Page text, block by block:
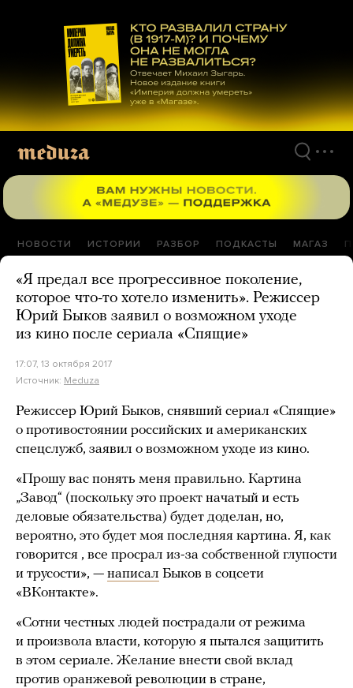
материалам
НОВОСТИ ИСТОРИИ РАЗБОР ПОДКАСТЫ МАГАЗ
«Я предал все прогрессивное поколение,
которое что-то хотело изменить». Режиссер
Юрий Быков заявил о возможном уходе
из кино после сериала «Спящие»
17:07, 13 октября 2017
Источник: Meduza
Режиссер Юрий Быков, снявший сериал «Спящие»
о противостоянии российских и американских
спецслужб, заявил о возможном уходе из кино.
«Прошу вас понять меня правильно. Картина
„Завод“ (поскольку это проект начатый и есть
деловые обязательства) будет доделан, но,
вероятно, это будет моя последняя картина. Я, как
говорится , все просрал из-за собственной глупости
и трусости», — написал Быков в соцсети
«ВКонтакте».
«Сотни честных людей пострадали от режима
и произвола власти, которую я пытался защитить
в этом сериале. Желание внести свой вклад
против оранжевой революции в стране,